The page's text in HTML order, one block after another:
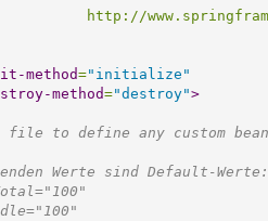
method="initialize"
method="destroy">
to define any custom
Werte sind Default-Werte: